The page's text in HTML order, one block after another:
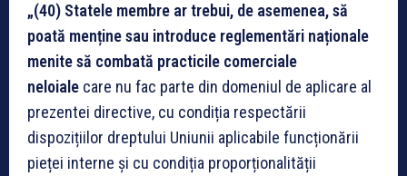
„(40) Statele membre ar trebui, de asemenea, să
poată menține sau introduce reglementări naționale
menite să combată practicile comerciale
neloiale care nu fac parte din domeniul de aplicare al
prezentei directive, cu condiția respectării
dispozițiilor dreptului Uniunii aplicabile funcționării
pieței interne și cu condiția proporționalității